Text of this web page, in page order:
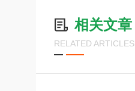
相关文章
RELATED ARTICLES